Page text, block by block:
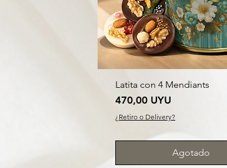
Latita con 4 Mendiants
Precio
470,00 UYU
¿Retiro o Delivery?
Agotado